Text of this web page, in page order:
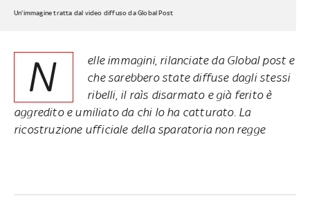
Un'immagine tratta dal video diffuso da Global Post
N
elle immagini, rilanciate da Global post e
che sarebbero state diffuse dagli stessi
ribelli, il raìs disarmato e già ferito è
aggredito e umiliato da chi lo ha catturato. La
ricostruzione ufficiale della sparatoria non regge